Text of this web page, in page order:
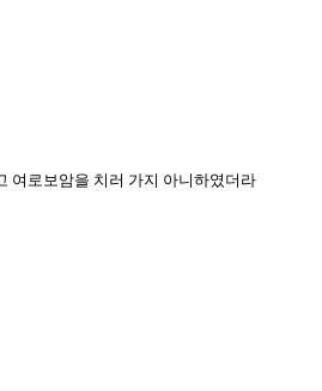
여로보암을 치러 가지 아니하였더라